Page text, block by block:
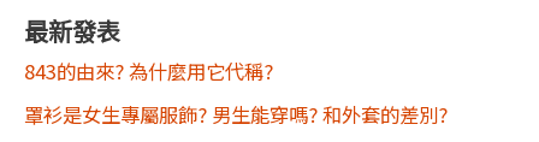
最新發表
843的由來? 為什麼用它代稱?
罩衫是女生專屬服飾? 男生能穿嗎? 和外套的差別?